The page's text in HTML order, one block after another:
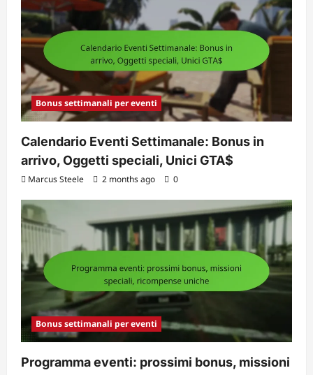
Bonus settimanali per eventi
Calendario Eventi Settimanale: Bonus in
arrivo, Oggetti speciali, Unici GTA$
Marcus Steele 2 months ago 0
Bonus settimanali per eventi
Programma eventi: prossimi bonus, missioni